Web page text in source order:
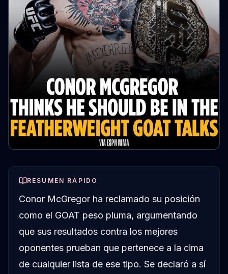
RESUMEN RÁPIDO
Conor McGregor ha reclamado su posición
como el GOAT peso pluma, argumentando
que sus resultados contra los mejores
oponentes prueban que pertenece a la cima
de cualquier lista de ese tipo. Se declaró a sí